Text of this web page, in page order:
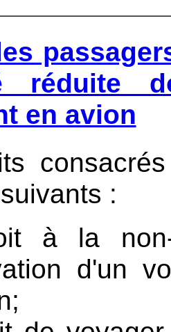
réduite
en avion
:
à la
d'un